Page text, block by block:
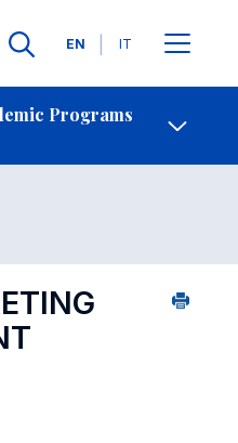
Languages
EN IT
Programs
Contact Us